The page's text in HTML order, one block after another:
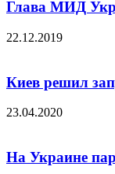
Глава МИД
22.12.2019
Киев решил
23.04.2020
На Украине